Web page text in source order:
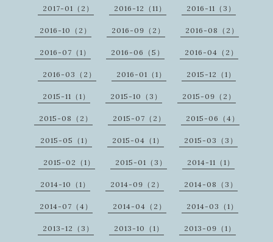
2017-01（2） 2016-12（11） 2016-11（3）
2016-10（2） 2016-09（2） 2016-08（2）
2016-07（1） 2016-06（5） 2016-04（2）
2016-03（2） 2016-01（1） 2015-12（1）
2015-11（1） 2015-10（3） 2015-09（2）
2015-08（2） 2015-07（2） 2015-06（4）
2015-05（1） 2015-04（1） 2015-03（3）
2015-02（1） 2015-01（3） 2014-11（1）
2014-10（1） 2014-09（2） 2014-08（3）
2014-07（4） 2014-04（2） 2014-03（1）
2013-12（3） 2013-10（1） 2013-09（1）